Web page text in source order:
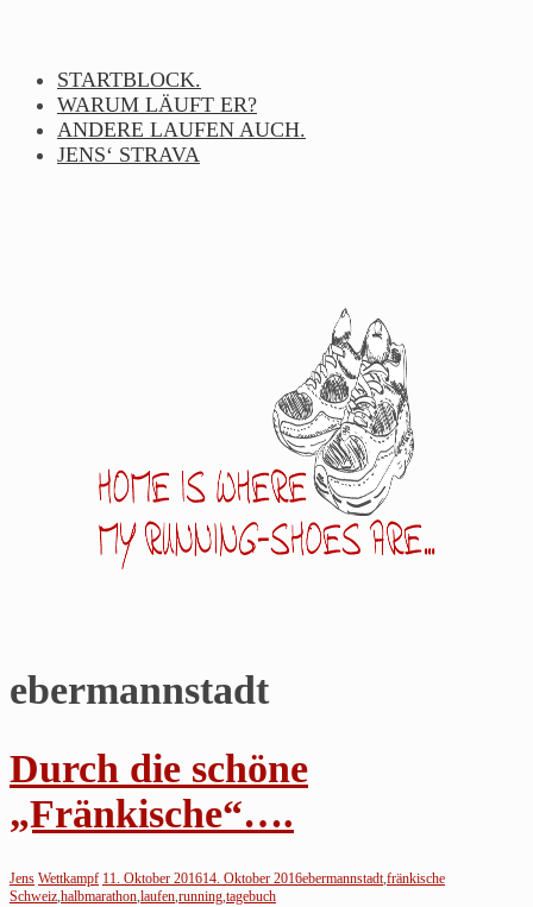
contentSTARTBLOCK.
WARUM LÄUFT ER?
ANDERE LAUFEN AUCH.
JENS‘ STRAVA
Jens
Noch
so
Blog
ebermannstadt
Durch die schöne
„Fränkische“….
Jens Wettkampf 11. Oktober 201614. Oktober 2016ebermannstadt,fränkische
Schweiz,halbmarathon,laufen,running,tagebuch